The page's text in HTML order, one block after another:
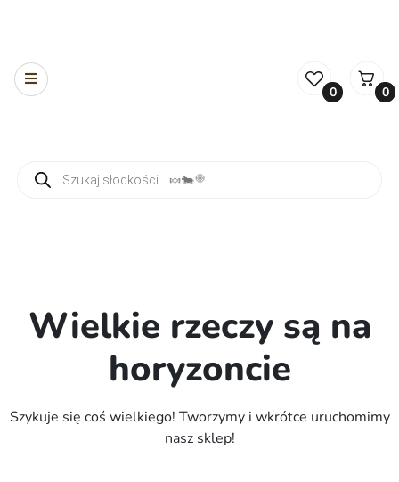
0 0
Wielkie rzeczy są na
horyzoncie
Szykuje się coś wielkiego! Tworzymy i wkrótce uruchomimy
nasz sklep!